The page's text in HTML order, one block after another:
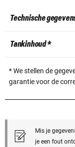
Technische
Tankinhoud *
* We stellen de
garantie voor de
Mis je
je een fout